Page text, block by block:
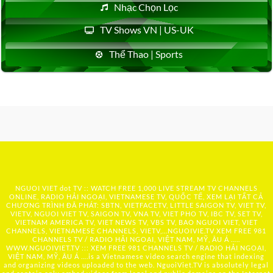
Nhạc Chọn Lọc
TV Shows VN | US-UK
Thể Thao | Sports
NGUOI VIET dot TV :: WATCH FREE 1,000 LIVE STREAM TV CHANNELS
ONLINE, RADIO HẢI NGOẠI, VIETNAMESE TV, QUỐC TẾ, XEM LẠI TẤT CẢ
CHƯƠNG TRÌNH ĐÃ PHÁT: SBTN, VIETFACETV, LITTLE SAIGON TV, VIET TV,
VIETV, NGUOI VIET TV, SAIGON TV, VNA TV, VIET PHO TV, IBC TV, SET TV,
VIETNAM AMERICA TV, VIET NEWS TV, VBS TV, BAO NGUOI VIET, VIET
CHANNELS, VIETNAMESE CHANNELS, VIETV,... NGUOIVIE.TV XEM FREE 981
CHANNELS TV / RADIO HẢI NGOẠI, VIỆT NAM, MỸ, ÂU Á …..
WWW.NGUOIVIET.TV ::: XEM FREE 981 CHANNELS TV / RADIO HẢI NGOẠI,
VIỆT NAM, MỸ, ÂU Á ….is a Vietnamese video search engine that indexing
and organizing videos uploaded to the web. NguoiViet.TV is absolutely legal